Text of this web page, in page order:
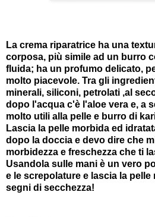
La crema riparatrice ha una
corposa, più simile ad un burro
fluida; ha un profumo delicato,
molto piacevole. Tra gli
minerali, siliconi, petrolati ,al
dopo l'acqua c'è l'aloe vera e, a
molto utili alla pelle e burro di
Lascia la pelle morbida ed
dopo la doccia e devo dire che
morbidezza e freschezza che ti
Usandola sulle mani è un vero
e le screpolature e lascia la pelle
segni di secchezza!